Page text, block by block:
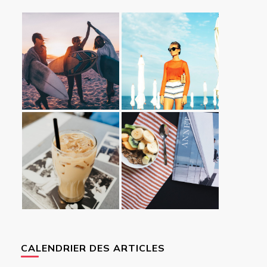
CALENDRIER DES ARTICLES